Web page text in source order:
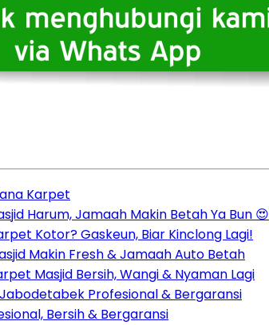
Karpet
Harum, Jamaah Makin Betah Ya Bun 😍
Kotor? Gaskeun, Biar Kinclong Lagi!
Makin Fresh & Jamaah Auto Betah
Masjid Bersih, Wangi & Nyaman Lagi
Profesional & Bergaransi
Bersih & Bergaransi